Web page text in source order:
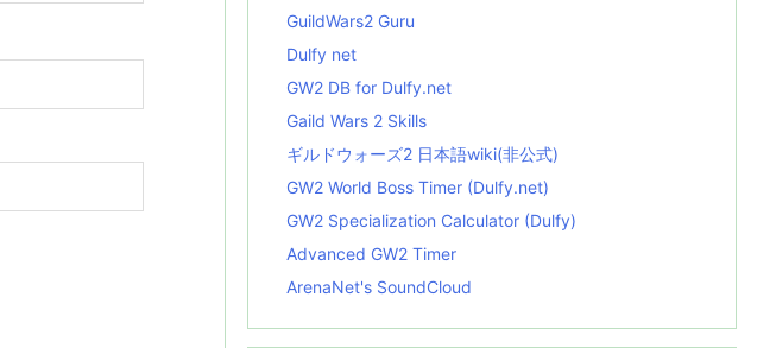
GuildWars2 Guru
Dulfy net
GW2 DB for Dulfy.net
Gaild Wars 2 Skills
ギルドウォーズ2 日本語wiki(非公式)
GW2 World Boss Timer (Dulfy.net)
GW2 Specialization Calculator (Dulfy)
Advanced GW2 Timer
ArenaNet's SoundCloud